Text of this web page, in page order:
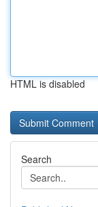
HTML is disabled
Search